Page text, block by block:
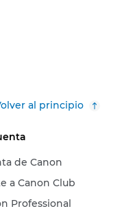
al principio
de Canon
a Canon Club
Professional